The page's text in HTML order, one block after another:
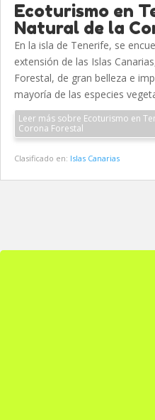
Ecoturismo en
Natural de la
En la isla de Tenerife, se
extensión de las Islas
Forestal, de gran belleza e
mayoría de las especies
Leer más sobre Ecoturismo en
Corona Forestal
Clasificado en: Islas Canarias